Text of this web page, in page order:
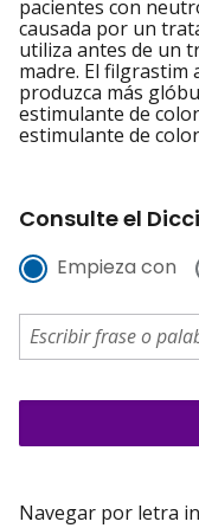
pacientes con
causada por un
utiliza antes de un
madre. El filgrastim
produzca más
estimulante de
estimulante de
Consulte el
Empieza con
Navegar por letra